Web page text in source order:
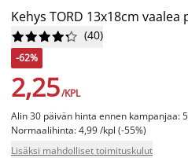
Kehys TORD 13x18cm vaalea





 (40)
-62%
2,25/KPL
Alin 30 päivän hinta ennen kampanjaa:
Normaalihinta: 4,99 /kpl (-55%)
Lisäksi mahdolliset toimituskulut